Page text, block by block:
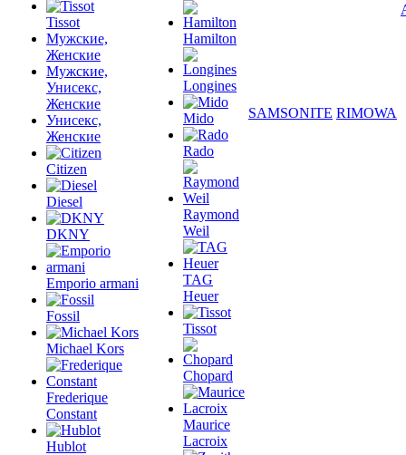
Tissot
Мужские,
Женские
Мужские,
Унисекс,
Женские
Унисекс,
Женские
Citizen
Diesel
DKNY
Emporio armani
Fossil
Michael Kors
Frederique
Constant
Hublot
Hamilton
Longines
Mido
Rado
Raymond
Weil
TAG
Heuer
Tissot
Chopard
Maurice
Lacroix
SAMSONITE RIMOWA